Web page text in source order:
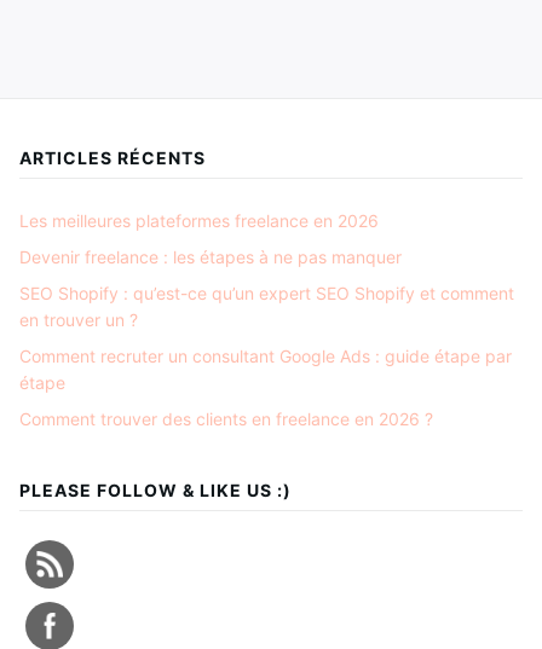
ARTICLES RÉCENTS
Les meilleures plateformes freelance en 2026
Devenir freelance : les étapes à ne pas manquer
SEO Shopify : qu’est-ce qu’un expert SEO Shopify et comment
en trouver un ?
Comment recruter un consultant Google Ads : guide étape par
étape
Comment trouver des clients en freelance en 2026 ?
PLEASE FOLLOW & LIKE US :)